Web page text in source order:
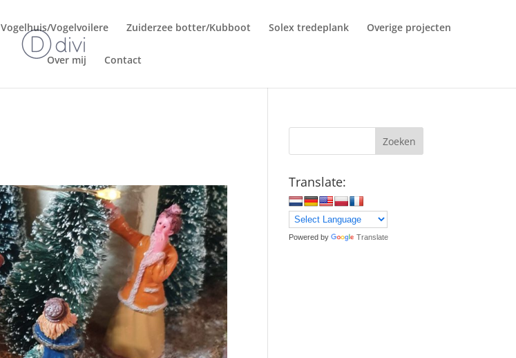
Vogelhuis/Vogelvoilere Zuiderzee botter/Kubboot Solex tredeplank Overige projecten
Over mij Contact
Zoeken
Translate:
Powered by Translate